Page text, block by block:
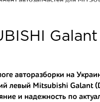
отказываясь от
нашу разборку как
автомобилей, то
выбором по каталогу
авторазборки на
левый Mitsubishi Galant
и надежность по